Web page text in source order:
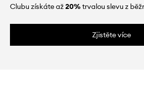
Clubu získáte až20%trvalou slevu z
Zjistěte více